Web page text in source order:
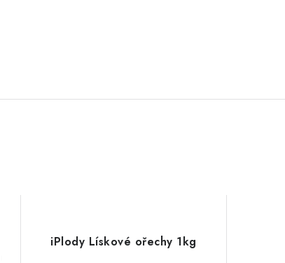
iPlody Lískové ořechy 1kg